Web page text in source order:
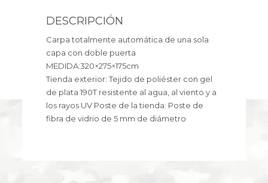
DESCRIPCIÓN
Carpa totalmente automática de una sola
capa con doble puerta
MEDIDA:320×275×175cm
Tienda exterior: Tejido de poliéster con gel
de plata 190T resistente al agua, al viento y a
los rayos UV Poste de la tienda: Poste de
fibra de vidrio de 5 mm de diámetro